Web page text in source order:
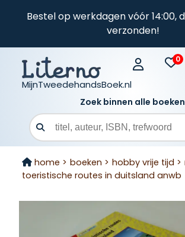
Bestel op werkdagen vóór 14:00,
verzonden!
MijnTweedehandsBoek.nl
0
Zoek binnen alle boeken
Zoekveld
home > boeken > hobby vrije tijd >
toeristische routes in duitsland anwb